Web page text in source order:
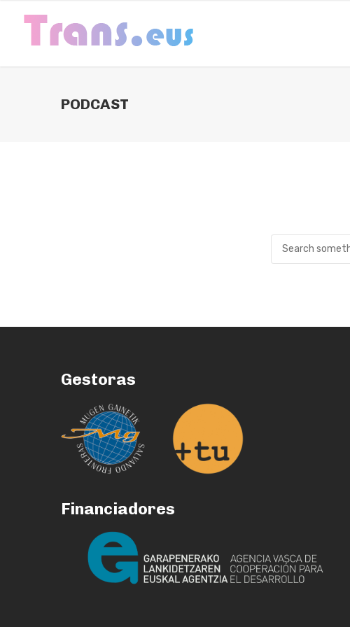
PODCAST
Gestoras
Financiadores